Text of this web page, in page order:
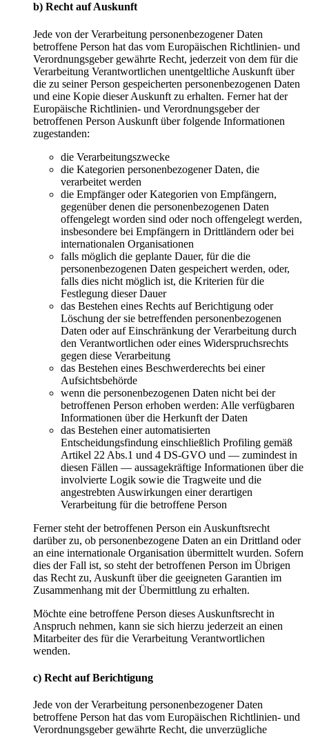
b) Recht auf Auskunft
Jede von der Verarbeitung personenbezogener Daten
betroffene Person hat das vom Europäischen Richtlinien- und
Verordnungsgeber gewährte Recht, jederzeit von dem für die
Verarbeitung Verantwortlichen unentgeltliche Auskunft über
die zu seiner Person gespeicherten personenbezogenen Daten
und eine Kopie dieser Auskunft zu erhalten. Ferner hat der
Europäische Richtlinien- und Verordnungsgeber der
betroffenen Person Auskunft über folgende Informationen
zugestanden:
die Verarbeitungszwecke
die Kategorien personenbezogener Daten, die
verarbeitet werden
die Empfänger oder Kategorien von Empfängern,
gegenüber denen die personenbezogenen Daten
offengelegt worden sind oder noch offengelegt werden,
insbesondere bei Empfängern in Drittländern oder bei
internationalen Organisationen
falls möglich die geplante Dauer, für die die
personenbezogenen Daten gespeichert werden, oder,
falls dies nicht möglich ist, die Kriterien für die
Festlegung dieser Dauer
das Bestehen eines Rechts auf Berichtigung oder
Löschung der sie betreffenden personenbezogenen
Daten oder auf Einschränkung der Verarbeitung durch
den Verantwortlichen oder eines Widerspruchsrechts
gegen diese Verarbeitung
das Bestehen eines Beschwerderechts bei einer
Aufsichtsbehörde
wenn die personenbezogenen Daten nicht bei der
betroffenen Person erhoben werden: Alle verfügbaren
Informationen über die Herkunft der Daten
das Bestehen einer automatisierten
Entscheidungsfindung einschließlich Profiling gemäß
Artikel 22 Abs.1 und 4 DS-GVO und — zumindest in
diesen Fällen — aussagekräftige Informationen über die
involvierte Logik sowie die Tragweite und die
angestrebten Auswirkungen einer derartigen
Verarbeitung für die betroffene Person
Ferner steht der betroffenen Person ein Auskunftsrecht
darüber zu, ob personenbezogene Daten an ein Drittland oder
an eine internationale Organisation übermittelt wurden. Sofern
dies der Fall ist, so steht der betroffenen Person im Übrigen
das Recht zu, Auskunft über die geeigneten Garantien im
Zusammenhang mit der Übermittlung zu erhalten.
Möchte eine betroffene Person dieses Auskunftsrecht in
Anspruch nehmen, kann sie sich hierzu jederzeit an einen
Mitarbeiter des für die Verarbeitung Verantwortlichen
wenden.
c) Recht auf Berichtigung
Jede von der Verarbeitung personenbezogener Daten
betroffene Person hat das vom Europäischen Richtlinien- und
Verordnungsgeber gewährte Recht, die unverzügliche